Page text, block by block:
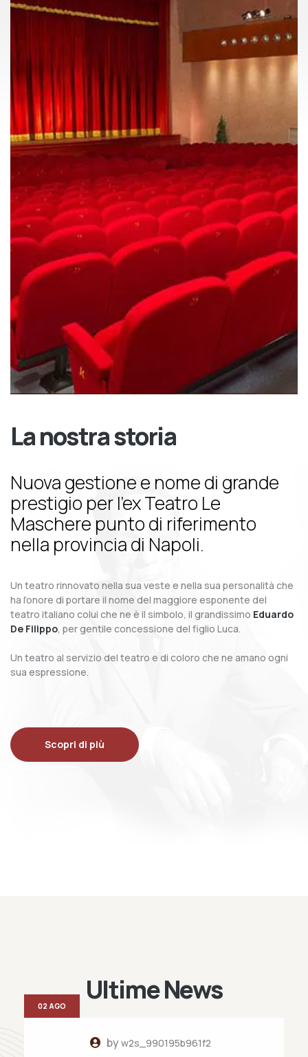
La nostra storia
Nuova gestione e nome di grande
prestigio per l’ex Teatro Le
Maschere punto di riferimento
nella provincia di Napoli.
Un teatro rinnovato nella sua veste e nella sua personalità che
ha l’onore di portare il nome del maggiore esponente del
teatro italiano colui che ne è il simbolo, il grandissimo Eduardo
De Filippo, per gentile concessione del figlio Luca.
Un teatro al servizio del teatro e di coloro che ne amano ogni
sua espressione.
Scopri di più
Ultime News
byw2s_990195b961f2
02 AGO